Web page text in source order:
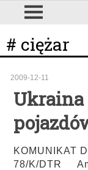
# ciężar
2009-12-11
KOMUNIKAT
78/K/DTR